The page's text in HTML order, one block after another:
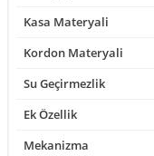
Kasa Materyali
Kordon Materyali
Su Geçirmezlik
Ek Özellik
Mekanizma